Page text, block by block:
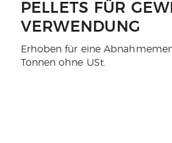
PELLETS FÜR
VERWENDUNG
Erhoben für eine
Tonnen ohne USt.